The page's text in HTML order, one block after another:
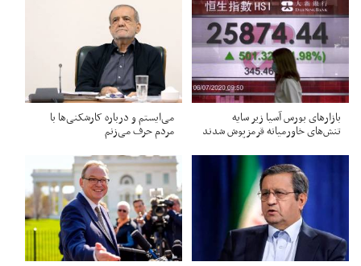
بازارهای بورس آسیا زیر سایه
تنش‌های خاورمیانه قرمزپوش شدند
می‌ایستم و درباره کارشکنی‌ها با
مردم حرف می‌زنم